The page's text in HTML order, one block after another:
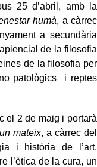
25 d’abril, amb la
humà, a càrrec
a secundària
de la filosofia
de la filosofia per
patològics i reptes
el 2 de maig i portarà
mateix, a càrrec del
i història de l’art,
l’ètica de la cura, un